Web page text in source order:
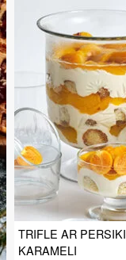
TRIFLE AR
KARAMELI